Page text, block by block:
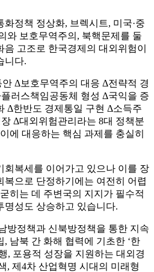
화정책 정상화, 브렉시트, 미국·중
와 보호무역주의, 북핵문제를 둘
고조로 한국경제의 대외위험이
니다.
Δ보호무역주의 대응 Δ전략적 경
러스책임공동체 형성 Δ국익을 증
Δ한반도 경제통일 구현 Δ소득주
Δ대외위험관리라는 8대 정책분
에 대응하는 핵심 과제를 충실히
회복세를 이어가고 있으나 이를 장
복으로 단정하기에는 여전히 어렵
히는 데 주변국의 지지가 필수적
명성도 상승하고 있습니다.
방정책과 신북방정책을 통한 지속
, 남북 간 화해 협력에 기초한 ‘한
, 포용적 성장을 지원하는 대외경
, 제4차 산업혁명 시대의 미래형